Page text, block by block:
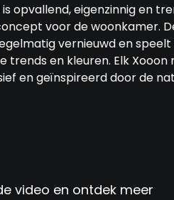
is opvallend, eigenzinnig en
voor de woonkamer.
vernieuwd en speelt
trends en kleuren. Elk Xooon
en geïnspireerd door de
video en ontdek meer